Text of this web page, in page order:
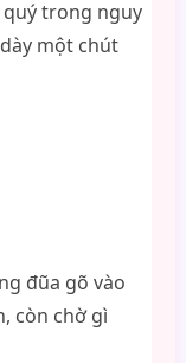
quý trong nguy
một chút
đũa gõ vào
còn chờ gì